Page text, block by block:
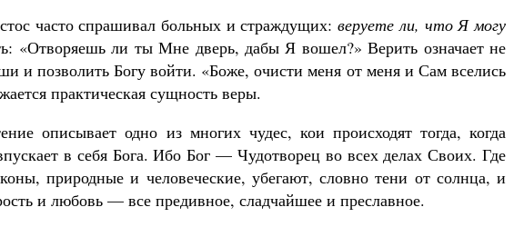
часто спрашивал больных и страждущих:веруете ли, что Я могу
«Отворяешь ли ты Мне дверь, дабы Я вошел?» Верить означает не
и позволить Богу войти. «Боже, очисти меня от меня и Сам вселись
практическая сущность веры.
описывает одно из многих чудес, кои происходят тогда, когда
в себя Бога. Ибо Бог — Чудотворец во всех делах Своих. Где
природные и человеческие, убегают, словно тени от солнца, и
и любовь — все предивное, сладчайшее и преславное.